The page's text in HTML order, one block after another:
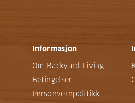
Informasjon
Om Backyard Living
Betingelser
Personvernpolitikk